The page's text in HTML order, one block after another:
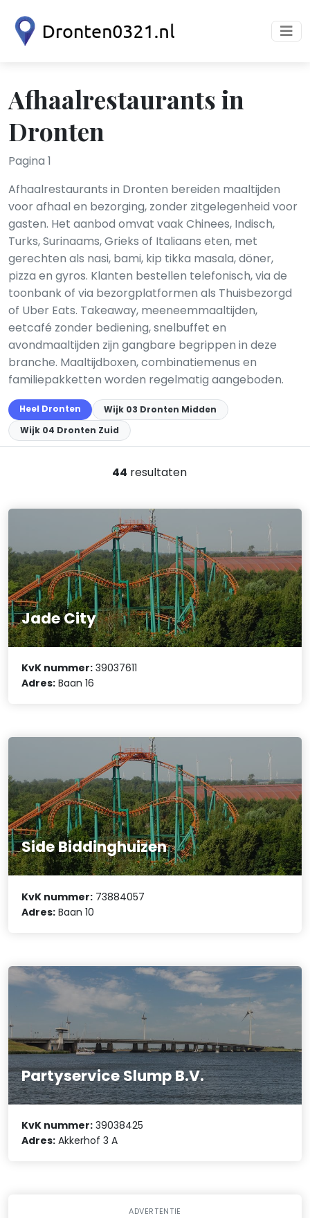
Afhaalrestaurants in
Dronten
Pagina 1
Afhaalrestaurants in Dronten bereiden maaltijden
voor afhaal en bezorging, zonder zitgelegenheid voor
gasten. Het aanbod omvat vaak Chinees, Indisch,
Turks, Surinaams, Grieks of Italiaans eten, met
gerechten als nasi, bami, kip tikka masala, döner,
pizza en gyros. Klanten bestellen telefonisch, via de
toonbank of via bezorgplatformen als Thuisbezorgd
of Uber Eats. Takeaway, meeneem­maaltijden,
eetcafé zonder bediening, snelbuffet en
avondmaaltijden zijn gangbare begrippen in deze
branche. Maaltijdboxen, combinatiemenus en
familiepakketten worden regelmatig aangeboden.
Heel Dronten
Wijk 03 Dronten Midden
Wijk 04 Dronten Zuid
44 resultaten
Jade City
KvK nummer: 39037611
Adres: Baan 16
Side Biddinghuizen
KvK nummer: 73884057
Adres: Baan 10
Partyservice Slump B.V.
KvK nummer: 39038425
Adres: Akkerhof 3 A
ADVERTENTIE